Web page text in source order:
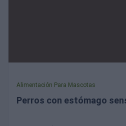
Alimentación Para Mascotas
Perros con estómago